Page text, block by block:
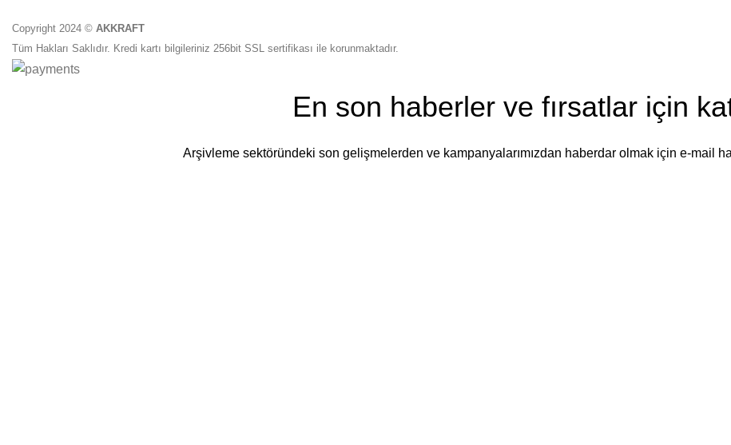
Copyright 2024 © AKKRAFT
Tüm Hakları Saklıdır. Kredi kartı bilgileriniz 256bit SSL sertifikası ile korunmaktadır.
En son haberler ve fırsatlar için
Arşivleme sektöründeki son gelişmelerden ve kampanyalarımızdan haberdar olmak için e-mail